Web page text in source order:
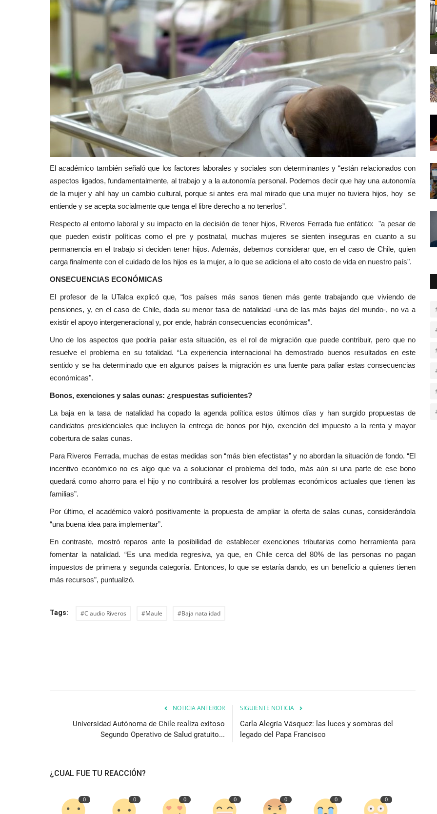
El académico también señaló que los factores laborales y sociales son determinantes y “están relacionados con
aspectos ligados, fundamentalmente, al trabajo y a la autonomía personal. Podemos decir que hay una autonomía
de la mujer y ahí hay un cambio cultural, porque si antes era mal mirado que una mujer no tuviera hijos, hoy se
entiende y se acepta socialmente que tenga el libre derecho a no tenerlos”.
Respecto al entorno laboral y su impacto en la decisión de tener hijos, Riveros Ferrada fue enfático: "a pesar de
que pueden existir políticas como el pre y postnatal, muchas mujeres se sienten inseguras en cuanto a su
permanencia en el trabajo si deciden tener hijos. Además, debemos considerar que, en el caso de Chile, quien
carga finalmente con el cuidado de los hijos es la mujer, a lo que se adiciona el alto costo de vida en nuestro país".
ONSECUENCIAS ECONÓMICAS
El profesor de la UTalca explicó que, “los países más sanos tienen más gente trabajando que viviendo de
pensiones, y, en el caso de Chile, dada su menor tasa de natalidad -una de las más bajas del mundo-, no va a
existir el apoyo intergeneracional y, por ende, habrán consecuencias económicas”.
Uno de los aspectos que podría paliar esta situación, es el rol de migración que puede contribuir, pero que no
resuelve el problema en su totalidad. “La experiencia internacional ha demostrado buenos resultados en este
sentido y se ha determinado que en algunos países la migración es una fuente para paliar estas consecuencias
económicas".
Bonos, exenciones y salas cunas: ¿respuestas suficientes?
La baja en la tasa de natalidad ha copado la agenda política estos últimos días y han surgido propuestas de
candidatos presidenciales que incluyen la entrega de bonos por hijo, exención del impuesto a la renta y mayor
cobertura de salas cunas.
Para Riveros Ferrada, muchas de estas medidas son “más bien efectistas” y no abordan la situación de fondo. “El
incentivo económico no es algo que va a solucionar el problema del todo, más aún si una parte de ese bono
quedará como ahorro para el hijo y no contribuirá a resolver los problemas económicos actuales que tienen las
familias”.
Por último, el académico valoró positivamente la propuesta de ampliar la oferta de salas cunas, considerándola
“una buena idea para implementar”.
En contraste, mostró reparos ante la posibilidad de establecer exenciones tributarias como herramienta para
fomentar la natalidad. “Es una medida regresiva, ya que, en Chile cerca del 80% de las personas no pagan
impuestos de primera y segunda categoría. Entonces, lo que se estaría dando, es un beneficio a quienes tienen
más recursos”, puntualizó.
Tags: #Claudio Riveros #Maule #Baja natalidad
NOTICIA ANTERIOR
Universidad Autónoma de Chile realiza exitoso
Segundo Operativo de Salud gratuito...
SIGUIENTE NOTICIA
Carla Alegría Vásquez: las luces y sombras del
legado del Papa Francisco
¿CUAL FUE TU REACCIÓN?
0 0 0 0 0 0 0